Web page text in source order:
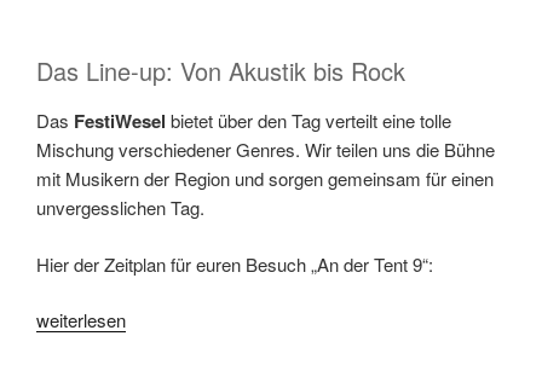
Das Line-up: Von Akustik bis Rock
Das FestiWesel bietet über den Tag verteilt eine tolle
Mischung verschiedener Genres. Wir teilen uns die Bühne
mit Musikern der Region und sorgen gemeinsam für einen
unvergesslichen Tag.
Hier der Zeitplan für euren Besuch „An der Tent 9“:
„FestiWesel
weiterlesen